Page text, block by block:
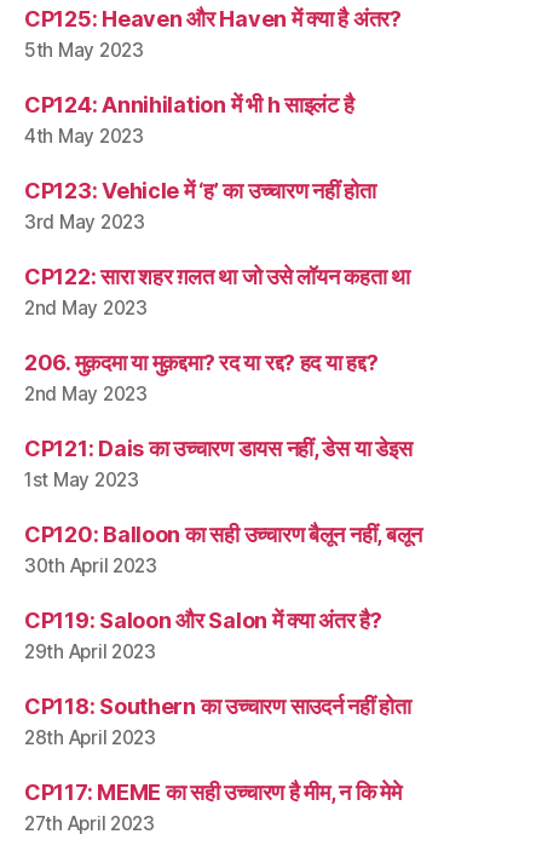
CP125: Heaven और Haven में क्या है अंतर?
5th May 2023
CP124: Annihilation में भी h साइलंट है
4th May 2023
CP123: Vehicle में ‘ह’ का उच्चारण नहीं होता
3rd May 2023
CP122: सारा शहर ग़लत था जो उसे लॉयन कहता था
2nd May 2023
206. मुक़दमा या मुक़द्दमा? रद या रद्द? हद या हद्द?
2nd May 2023
CP121: Dais का उच्चारण डायस नहीं, डेस या डेइस
1st May 2023
CP120: Balloon का सही उच्चारण बैलून नहीं, बलून
30th April 2023
CP119: Saloon और Salon में क्या अंतर है?
29th April 2023
CP118: Southern का उच्चारण साउदर्न नहीं होता
28th April 2023
CP117: MEME का सही उच्चारण है मीम, न कि मेमे
27th April 2023